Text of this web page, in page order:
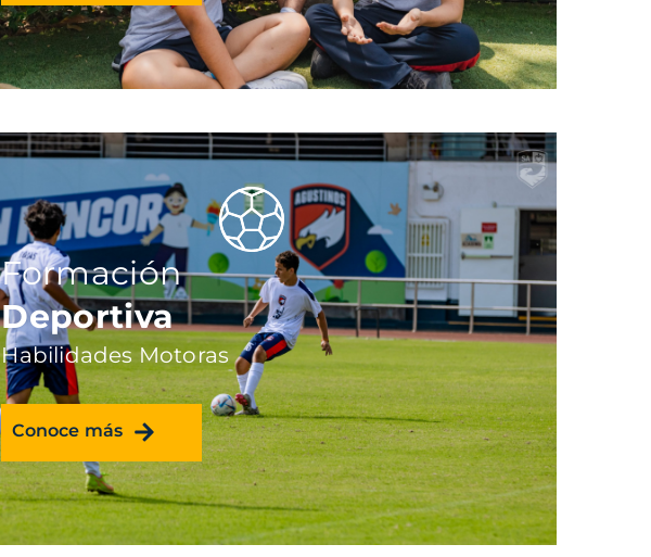
Formación
Deportiva
Habilidades Motoras
Conoce más